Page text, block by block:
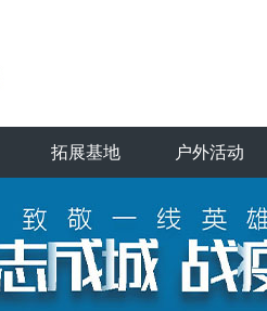
拓展基地 户外活动